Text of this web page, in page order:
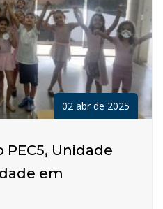
02 abr de 2025
Unidade
em